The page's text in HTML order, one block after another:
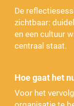
De
zichtbaar:
en een cultuur
centraal staat.
Hoe gaat het
Voor het